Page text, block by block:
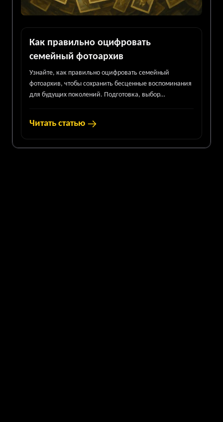
Как правильно оцифровать
семейный фотоархив
Узнайте, как правильно оцифровать семейный
фотоархив, чтобы сохранить бесценные воспоминания
для будущих поколений. Подготовка, выбор
для идеального качества и долговечности Ваших фото.
Читать статью